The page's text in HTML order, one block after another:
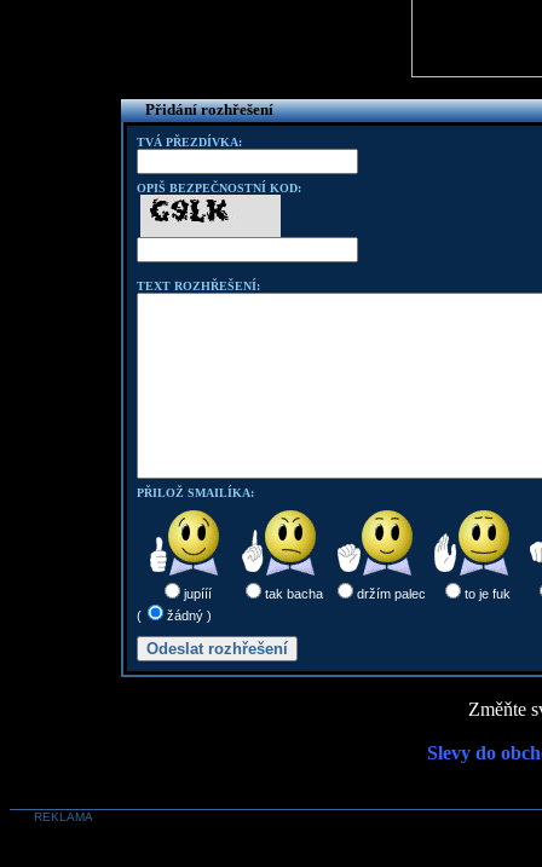
Přidání rozhřešení
TVÁ PŘEZDÍVKA:
OPIŠ BEZPEČNOSTNÍ KOD:
TEXT ROZHŘEŠENÍ:
PŘILOŽ SMAILÍKA:
jupííí tak bacha držím palec
to je fuk
(
žádný )
Změňte
Slevy do
REKLAMA